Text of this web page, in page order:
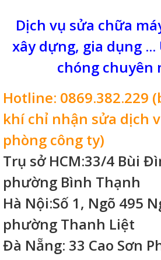
Dịch vụ sửa chữa
xây dựng, gia dụng
chóng chuyên
Hotline: 0869.382.229
khí chỉ nhận sửa dịch
phòng công ty)
Trụ sở HCM:33/4 Bùi
phường Bình Thạnh
Hà Nội:Số 1, Ngõ 495
phường Thanh Liệt
Đà Nẵng: 33 Cao Sơn